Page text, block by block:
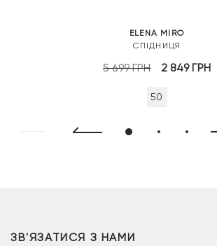
ELENA MIRO
СПІДНИЦЯ
5 699ГРН
Оригінальна
5
2 849ГРН
50
ЗВ'ЯЗАТИСЯ З НАМИ